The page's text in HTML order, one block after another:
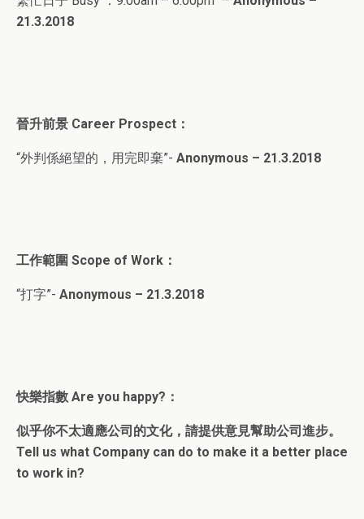
21.3.2018
晉升前景 Career Prospect ：
“外判係絕望的，用完即棄”- Anonymous – 21.3.2018
工作範圍 Scope of Work ：
“打字”- Anonymous – 21.3.2018
快樂指數 Are you happy? ：
似乎你不太適應公司的文化，請提供意見幫助公司進步。
Tell us what Company can do to make it a better place
to work in?